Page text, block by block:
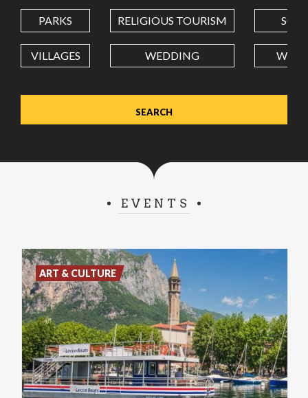
LONGITUDE
Value in decimal degrees. Use dot (.) as decimal separator.
PARKS RELIGIOUS TOURISM
VILLAGES WEDDING
EVENTS
ART & CULTURE